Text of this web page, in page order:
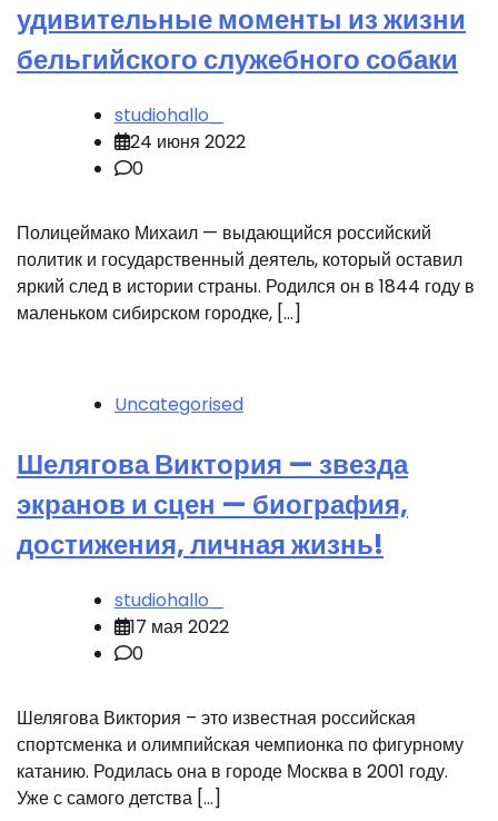
удивительные моменты из жизни
бельгийского служебного собаки
studiohallo_
24 июня 2022
0
Полицеймако Михаил — выдающийся российский
политик и государственный деятель, который оставил
яркий след в истории страны. Родился он в 1844 году в
маленьком сибирском городке, […]
Uncategorised
Шелягова Виктория — звезда
экранов и сцен — биография,
достижения, личная жизнь!
studiohallo_
17 мая 2022
0
Шелягова Виктория – это известная российская
спортсменка и олимпийская чемпионка по фигурному
катанию. Родилась она в городе Москва в 2001 году.
Уже с самого детства […]